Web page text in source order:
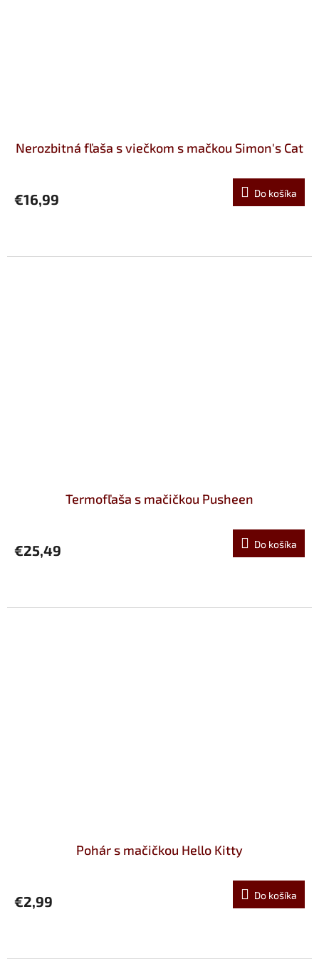
Nerozbitná fľaša s viečkom s mačkou Simon's Cat
€16,99 Do košíka
Termofľaša s mačičkou Pusheen
€25,49 Do košíka
Pohár s mačičkou Hello Kitty
€2,99 Do košíka